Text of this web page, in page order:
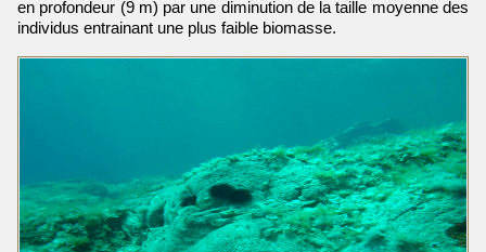
en profondeur (9 m) par une diminution de la taille moyenne des
individus entrainant une plus faible biomasse.